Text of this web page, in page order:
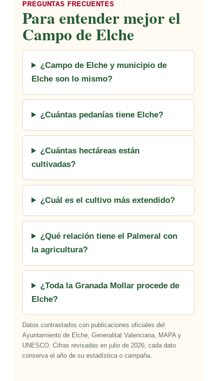
PREGUNTAS FRECUENTES
Para entender mejor el
Campo de Elche
¿Campo de Elche y municipio de
Elche son lo mismo?
¿Cuántas pedanías tiene Elche?
¿Cuántas hectáreas están
cultivadas?
¿Cuál es el cultivo más extendido?
¿Qué relación tiene el Palmeral con
la agricultura?
¿Toda la Granada Mollar procede de
Elche?
Datos contrastados con publicaciones oficiales del
Ayuntamiento de Elche, Generalitat Valenciana, MAPA y
UNESCO. Cifras revisadas en julio de 2026; cada dato
conserva el año de su estadística o campaña.